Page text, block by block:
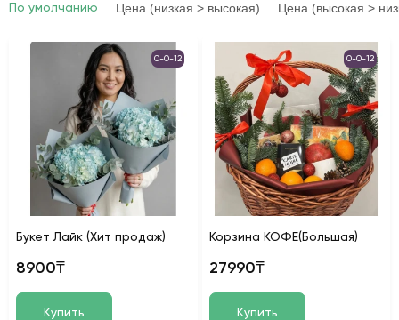
По умолчанию Цена (низкая > высокая) Цена (высокая >
0-0-12
Букет Лайк (Хит продаж)
8900₸
Купить
0-0-12
Корзина КОФЕ(Большая)
27990₸
Купить